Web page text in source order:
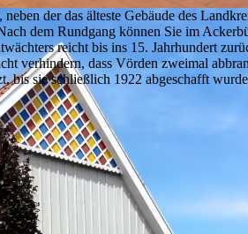
der das älteste Gebäude des
dem Rundgang können Sie im
reicht bis ins 15. Jahrhundert
verhindern, dass Vörden zweimal
bis sie schließlich 1922 abgeschafft